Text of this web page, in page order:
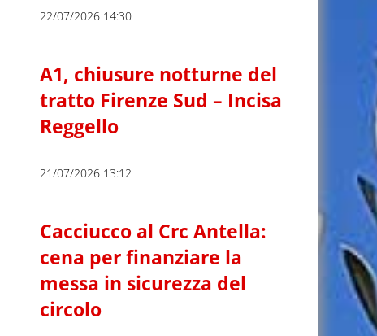
22/07/2026 14:30
A1, chiusure notturne del
tratto Firenze Sud – Incisa
Reggello
21/07/2026 13:12
Cacciucco al Crc Antella:
cena per finanziare la
messa in sicurezza del
circolo